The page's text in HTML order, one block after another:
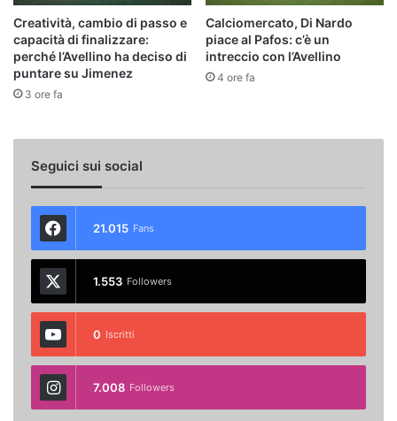
Creatività, cambio di passo e
capacità di finalizzare:
perché l’Avellino ha deciso di
puntare su Jimenez
3 ore fa
Calciomercato, Di Nardo
piace al Pafos: c’è un
intreccio con l’Avellino
4 ore fa
Seguici sui social
21.015 Fans
1.553 Followers
0 Iscritti
7.008 Followers